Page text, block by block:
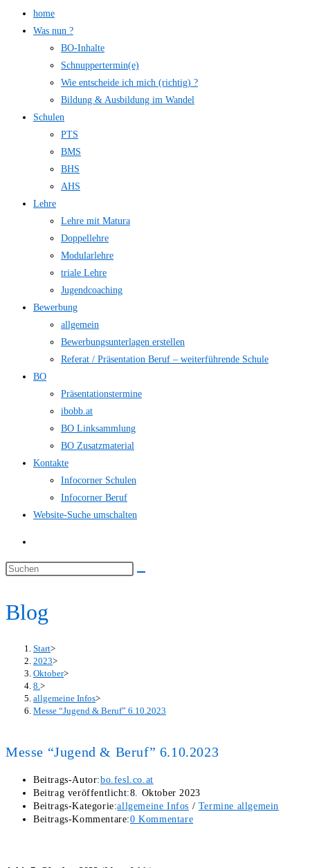
home
Was nun ?
BO-Inhalte
Schnuppertermin(e)
Wie entscheide ich mich (richtig) ?
Bildung & Ausbildung im Wandel
Schulen
PTS
BMS
BHS
AHS
Lehre
Lehre mit Matura
Doppellehre
Modularlehre
triale Lehre
Jugendcoaching
Bewerbung
allgemein
Bewerbungsunterlagen erstellen
Referat / Präsentation Beruf – weiterführende Schule
BO
Präsentationstermine
ibobb.at
BO Linksammlung
BO Zusatzmaterial
Kontakte
Infocorner Schulen
Infocorner Beruf
Website-Suche umschalten
Blog
Start>
2023>
Oktober>
8. >
allgemeine Infos>
Messe “Jugend & Beruf” 6.10.2023
Messe “Jugend & Beruf” 6.10.2023
Beitrags-Autor:bo.fesl.co.at
Beitrag veröffentlicht:8. Oktober 2023
Beitrags-Kategorie:allgemeine Infos / Termine allgemein
Beitrags-Kommentare:0 Kommentare